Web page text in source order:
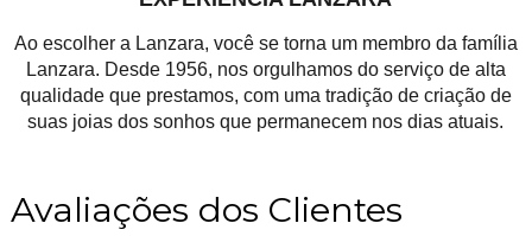
Ao escolher a Lanzara, você se torna um membro da família
Lanzara. Desde 1956, nos orgulhamos do serviço de alta
qualidade que prestamos, com uma tradição de criação de
suas joias dos sonhos que permanecem nos dias atuais.
Avaliações dos Clientes